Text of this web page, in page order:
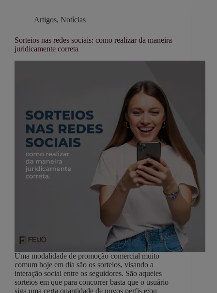
Artigos, Notícias
Sorteios nas redes sociais: como realizar da maneira
juridicamente correta
Uma modalidade de promoção comercial muito
comum hoje em dia são os sorteios, visando a
interação social entre os seguidores. São aqueles
sorteios em que para concorrer basta que o usuário
siga uma certa quantidade de novos perfis e/ou